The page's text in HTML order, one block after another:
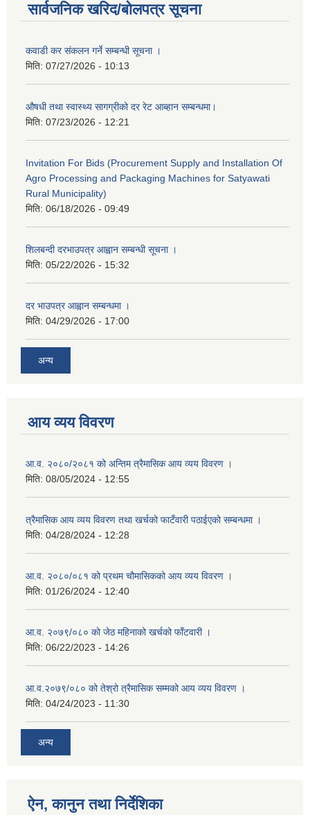
सार्वजनिक खरिद/बोलपत्र सूचना
कवाडी कर संकलन गर्ने सम्बन्धी सूचना ।
मिति: 07/27/2026 - 10:13
औषधी तथा स्वास्थ्य सागग्रीको दर रेट आब्हान सम्बन्धमा।
मिति: 07/23/2026 - 12:21
Invitation For Bids (Procurement Supply and Installation Of
Agro Processing and Packaging Machines for Satyawati
Rural Municipality)
मिति: 06/18/2026 - 09:49
शिलबन्दी दरभाउपत्र आह्वान सम्बन्धी सूचना ।
मिति: 05/22/2026 - 15:32
दर भाउपत्र आह्वान सम्बन्धमा ।
मिति: 04/29/2026 - 17:00
अन्य
आय व्यय विवरण
आ.व. २०८०/२०८१ को अन्तिम त्रैमासिक आय व्यय विवरण ।
मिति: 08/05/2024 - 12:55
त्रैमासिक आय व्यय विवरण तथा खर्चको फाटँवारी पठाईएको सम्बन्धमा ।
मिति: 04/28/2024 - 12:28
आ.व. २०८०/०८१ को प्रथम चौमासिकको आय व्यय विवरण ।
मिति: 01/26/2024 - 12:40
आ.व. २०७९/०८० को जेठ महिनाको खर्चको फाँटवारी ।
मिति: 06/22/2023 - 14:26
आ.व.२०७९/०८० को तेश्रो त्रैमासिक सम्मको आय व्यय विवरण ।
मिति: 04/24/2023 - 11:30
अन्य
ऐन, कानुन तथा निर्देशिका